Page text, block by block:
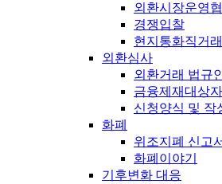
외환시장운영
경쟁입찰
현지통화직거
외환심사
외환거래 법규
금융제재대상
신청양식 및 작
화폐
위조지폐 신고
화폐이야기
기후변화 대응